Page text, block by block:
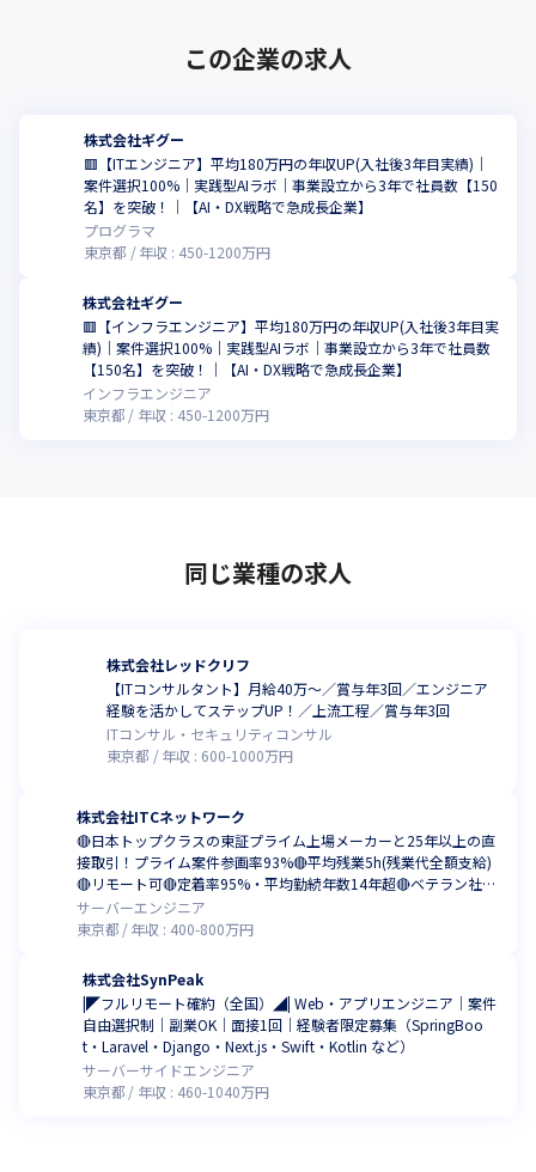
この企業の求人
株式会社ギグー
🟥【ITエンジニア】平均180万円の年収UP(入社後3年目実績)｜
案件選択100%｜実践型AIラボ｜事業設立から3年で社員数【150
名】を突破！｜【AI・DX戦略で急成長企業】
プログラマ
東京都
年収 : 450-1200万円
株式会社ギグー
🟥【インフラエンジニア】平均180万円の年収UP(入社後3年目実
績)｜案件選択100%｜実践型AIラボ｜事業設立から3年で社員数
【150名】を突破！｜【AI・DX戦略で急成長企業】
インフラエンジニア
東京都
年収 : 450-1200万円
同じ業種の求人
株式会社レッドクリフ
【ITコンサルタント】月給40万～／賞与年3回／エンジニア
経験を活かしてステップUP！／上流工程／賞与年3回
ITコンサル・セキュリティコンサル
東京都
年収 : 600-1000万円
株式会社ITCネットワーク
🔴日本トップクラスの東証プライム上場メーカーと25年以上の直
接取引！プライム案件参画率93%🔴平均残業5h(残業代全額支給)
🔴リモート可🔴定着率95%・平均勤続年数14年超🔴ベテラン社員
のサポート有
サーバーエンジニア
東京都
年収 : 400-800万円
株式会社SynPeak
|◤フルリモート確約（全国）◢| Web・アプリエンジニア｜案件
自由選択制｜副業OK｜面接1回｜経験者限定募集（SpringBoo
t・Laravel・Django・Next.js・Swift・Kotlin など）
サーバーサイドエンジニア
東京都
年収 : 460-1040万円